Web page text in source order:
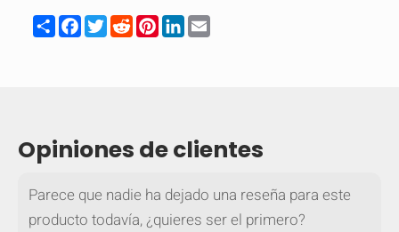
mobile_display_warn Please
turn your phone to ]
ShareFacebook
TwitterRedditPinterest
LinkedIn
Opiniones de clientes
Parece que nadie ha dejado una reseña para este
producto todavía, ¿quieres ser el primero?